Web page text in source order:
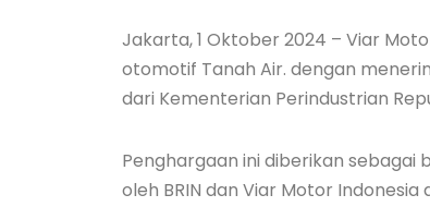
Jakarta, 1 Oktober 2024 – Viar
otomotif Tanah Air. dengan
dari Kementerian Perindustrian
Penghargaan ini diberikan sebagai
oleh BRIN dan Viar Motor